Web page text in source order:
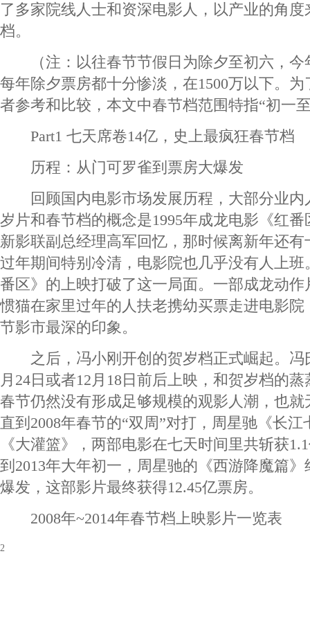
了多家院线人士和资深电影人，以产业的角
档。
（注：以往春节节假日为除夕至初六，今
每年除夕票房都十分惨淡，在1500万以下。
者参考和比较，本文中春节档范围特指“初一
Part1 七天席卷14亿，史上最疯狂春节档
历程：从门可罗雀到票房大爆发
回顾国内电影市场发展历程，大部分业内
岁片和春节档的概念是1995年成龙电影《红
新影联副总经理高军回忆，那时候离新年还
过年期间特别冷清，电影院也几乎没有人上
番区》的上映打破了这一局面。一部成龙动
惯猫在家里过年的人扶老携幼买票走进电影
节影市最深的印象。
之后，冯小刚开创的贺岁档正式崛起。冯
月24日或者12月18日前后上映，和贺岁档的
春节仍然没有形成足够规模的观影人潮，也就
直到2008年春节的“双周”对打，周星驰《长江
《大灌篮》，两部电影在七天时间里共斩获
到2013年大年初一，周星驰的《西游降魔篇
爆发，这部影片最终获得12.45亿票房。
2008年~2014年春节档上映影片一览表
2